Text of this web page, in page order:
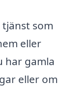
som
eller
har gamla
eller om